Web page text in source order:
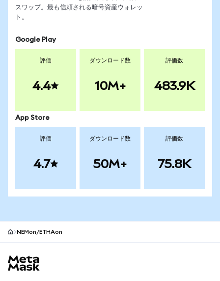
スワップ。最も信頼される暗号資産ウォレッ
ト。
Google Play
評価
4.4
ダウンロード数
10M+
評価数
483.9K
App Store
評価
4.7
ダウンロード数
50M+
評価数
75.8K
NEMon/ETHAon